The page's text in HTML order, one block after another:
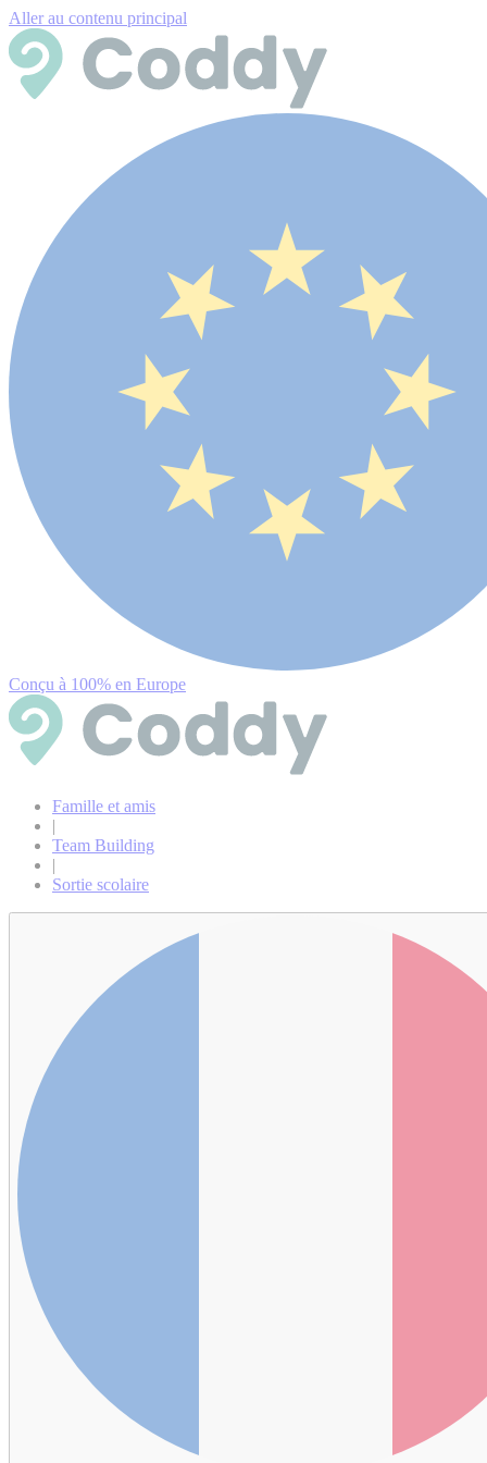
Aller au contenu principal
Conçu à 100% en Europe
Famille et amis
|
Team Building
|
Sortie scolaire